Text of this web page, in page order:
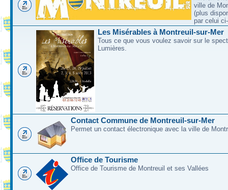
ville de
(plus
par celui
Les Misérables à Montreuil-sur-Mer
Tous ce que vous voulez savoir sur le
Lumières.
Contact Commune de Montreuil-sur-Mer
Permet un contact électronique avec la ville de
Office de Tourisme
Office de Tourisme de Montreuil et ses Vallées